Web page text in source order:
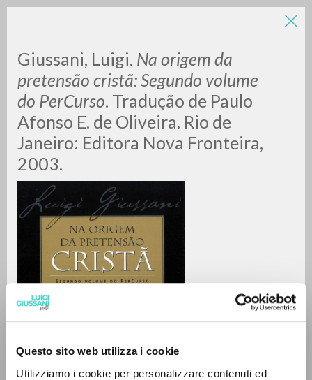
Questo sito web utilizza i cookie
Utilizziamo i cookie per personalizzare contenuti ed
Giussani, Luigi. Na origem da
pretensão cristã: Segundo volume
do PerCurso. Tradução de Paulo
Afonso E. de Oliveira. Rio de
Janeiro: Editora Nova Fronteira,
2003.
LUIGI
GIUSSANI
scritti
BÚSQUEDA AVANZADA »